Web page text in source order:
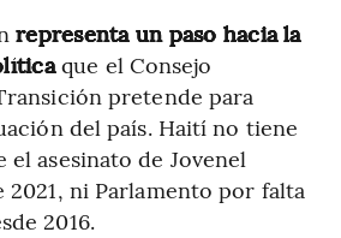
representa un paso hacia la
que el Consejo
pretende para
del país. Haití no tiene
el asesinato de Jovenel
ni Parlamento por falta
2016.